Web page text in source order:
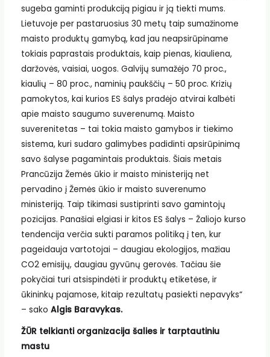
sugeba gaminti produkciją pigiau ir ją tiekti mums.
Lietuvoje per pastaruosius 30 metų taip sumažinome
maisto produktų gamybą, kad jau neapsirūpiname
tokiais paprastais produktais, kaip pienas, kiauliena,
daržovės, vaisiai, uogos. Galvijų sumažėjo 70 proc.,
kiaulių – 80 proc., naminių paukščių – 50 proc. Krizių
pamokytos, kai kurios ES šalys pradėjo atvirai kalbėti
apie maisto saugumo suverenumą. Maisto
suverenitetas – tai tokia maisto gamybos ir tiekimo
sistema, kuri sudaro galimybes padidinti apsirūpinimą
savo šalyse pagamintais produktais. Šiais metais
Prancūzija Žemės ūkio ir maisto ministeriją net
pervadino į Žemės ūkio ir maisto suverenumo
ministeriją. Taip tikimasi sustiprinti savo gamintojų
pozicijas. Panašiai elgiasi ir kitos ES šalys – Žaliojo kurso
tendencija verčia sukti paramos politiką į ten, kur
pageidauja vartotojai – daugiau ekologijos, mažiau
CO2 emisijų, daugiau gyvūnų gerovės. Tačiau šie
pokyčiai turi atsispindėti ir produktų etiketėse, ir
ūkininkų pajamose, kitaip rezultatų pasiekti nepavyks“
– sako Algis Baravykas.
ŽŪR telkianti organizacija šalies ir tarptautiniu
mastu